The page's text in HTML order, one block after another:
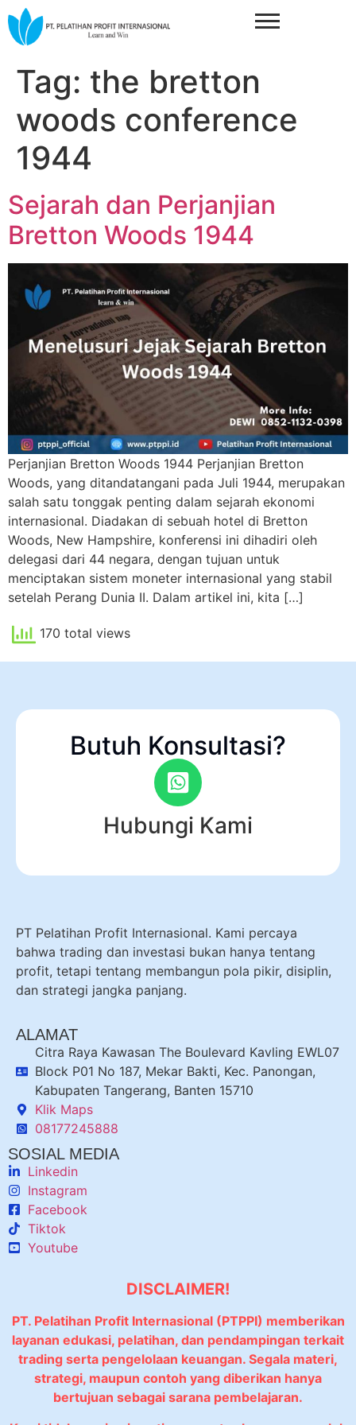
Tag: the bretton
woods conference
1944
Sejarah dan Perjanjian
Bretton Woods 1944
Perjanjian Bretton Woods 1944 Perjanjian Bretton
Woods, yang ditandatangani pada Juli 1944, merupakan
salah satu tonggak penting dalam sejarah ekonomi
internasional. Diadakan di sebuah hotel di Bretton
Woods, New Hampshire, konferensi ini dihadiri oleh
delegasi dari 44 negara, dengan tujuan untuk
menciptakan sistem moneter internasional yang stabil
setelah Perang Dunia II. Dalam artikel ini, kita […]
170 total views
Butuh Konsultasi?
Hubungi Kami
PT Pelatihan Profit Internasional. Kami percaya
bahwa trading dan investasi bukan hanya tentang
profit, tetapi tentang membangun pola pikir, disiplin,
dan strategi jangka panjang.
ALAMAT
Citra Raya Kawasan The Boulevard Kavling EWL07
Block P01 No 187, Mekar Bakti, Kec. Panongan,
Kabupaten Tangerang, Banten 15710
Klik Maps
08177245888
SOSIAL MEDIA
Linkedin
Instagram
Facebook
Tiktok
Youtube
DISCLAIMER!
PT. Pelatihan Profit Internasional (PTPPI) memberikan
layanan edukasi, pelatihan, dan pendampingan terkait
trading serta pengelolaan keuangan. Segala materi,
strategi, maupun contoh yang diberikan hanya
bertujuan sebagai sarana pembelajaran.